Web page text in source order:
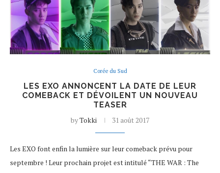
Corée du Sud
LES EXO ANNONCENT LA DATE DE LEUR
COMEBACK ET DÉVOILENT UN NOUVEAU
TEASER
byTokki 31 août 2017
Les EXO font enfin la lumière sur leur comeback prévu pour
septembre ! Leur prochain projet est intitulé “THE WAR : The